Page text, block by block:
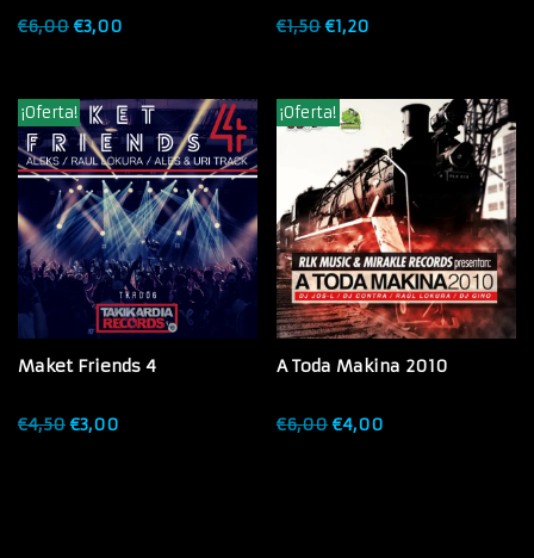
€6,00 €3,00
€1,50 €1,20
¡Oferta!
Maket Friends 4
€4,50 €3,00
¡Oferta!
A Toda Makina 2010
€6,00 €4,00